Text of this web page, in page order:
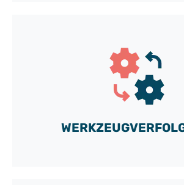
Kostenloser Zugang zu
Konto
und entdecken Sie alle
maßgeschneiderten
Los geht's!